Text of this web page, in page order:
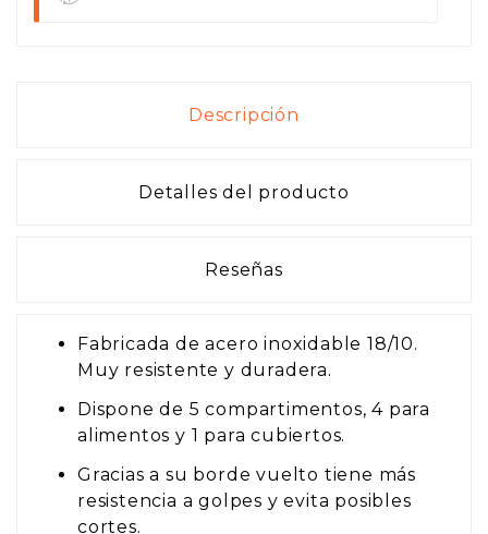
Descripción
Detalles del producto
Reseñas
Fabricada de acero inoxidable 18/10.
Muy resistente y duradera.
Dispone de 5 compartimentos, 4 para
alimentos y 1 para cubiertos.
Gracias a su borde vuelto tiene más
resistencia a golpes y evita posibles
cortes.